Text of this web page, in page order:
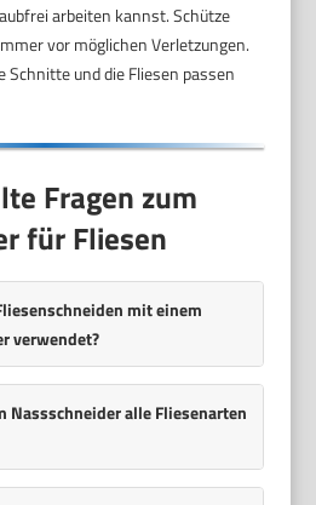
arbeiten kannst. Schütze
vor möglichen Verletzungen.
Schnitte und die Fliesen passen
Fragen zum
für Fliesen
mit einem
verwendet?
Nassschneider alle Fliesenarten